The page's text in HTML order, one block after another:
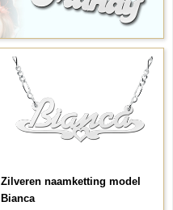
Zilveren naamketting model
Bianca